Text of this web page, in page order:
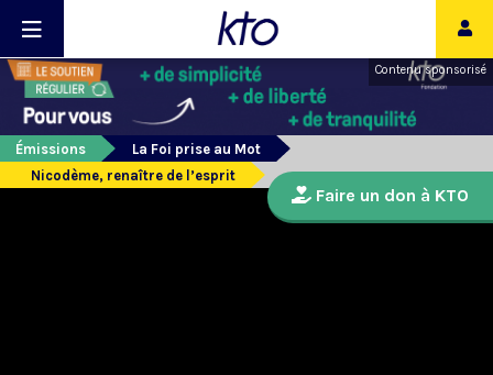
Contenu sponsorisé
Émissions
La Foi prise au Mot
Nicodème, renaître de l’esprit
Faire un don à KTO